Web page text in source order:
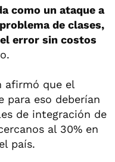
como un ataque a
de clases,
error sin costos
afirmó que el
para eso deberían
de integración de
al 30% en
país.